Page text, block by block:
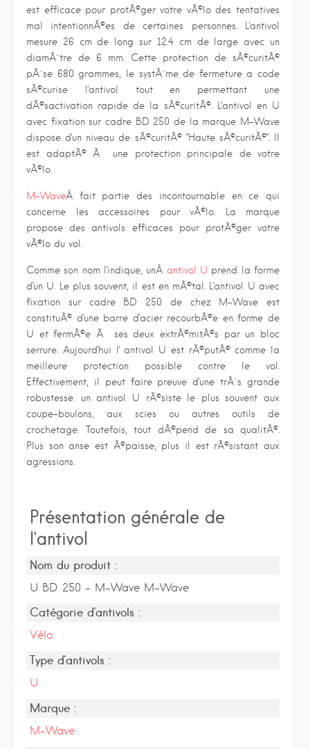
est efficace pour protÃ©ger votre vÃ©lo des tentatives
mal intentionnÃ©es de certaines personnes. L'antivol
mesure 26 cm de long sur 12.4 cm de large avec un
diamÃ¨tre de 6 mm. Cette protection de sÃ©curitÃ©
pÃ¨se 680 grammes, le systÃ¨me de fermeture a code
sÃ©curise l'antivol tout en permettant une
dÃ©sactivation rapide de la sÃ©curitÃ©. L'antivol en U
avec fixation sur cadre BD 250 de la marque M-Wave
dispose d'un niveau de sÃ©curitÃ© "Haute sÃ©curitÃ©". Il
est adaptÃ© Ã une protection principale de votre
vÃ©lo.
M-WaveÂ fait partie des incontournable en ce qui
concerne les accessoires pour vÃ©lo. La marque
propose des antivols efficaces pour protÃ©ger votre
vÃ©lo du vol.
Comme son nom l'indique, unÂ antivol U prend la forme
d'un U. Le plus souvent, il est en mÃ©tal. L'antivol U avec
fixation sur cadre BD 250 de chez M-Wave est
constituÃ© d'une barre d'acier recourbÃ©e en forme de
U et fermÃ©e Ã ses deux extrÃ©mitÃ©s par un bloc
serrure. Aujourd'hui l' antivol U est rÃ©putÃ© comme la
meilleure protection possible contre le vol.
Effectivement, il peut faire preuve d'une trÃ¨s grande
robustesse. un antivol U rÃ©siste le plus souvent aux
coupe-boulons, aux scies ou autres outils de
crochetage. Toutefois, tout dÃ©pend de sa qualitÃ©.
Plus son anse est Ã©paisse, plus il est rÃ©sistant aux
agressions.
Présentation générale de
l’antivol
Nom du produit :
U BD 250 - M-Wave M-Wave
Catégorie d'antivols :
Vélo
Type d'antivols :
U
Marque :
M-Wave